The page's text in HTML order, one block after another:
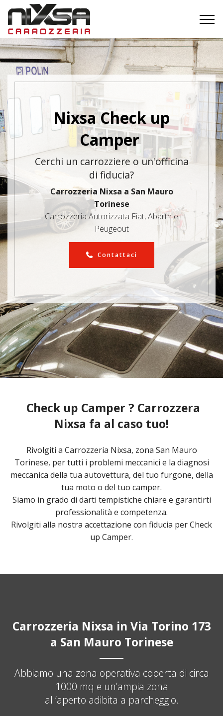
Nixsa Check up
Camper
Cerchi un carrozziere o un'officina
di fiducia?
Carrozzeria Nixsa a San Mauro
Torinese
Carrozzeria Autorizzata Fiat, Abarth e
Peugeout
Contattaci
Check up Camper ? Carrozzera
Nixsa fa al caso tuo!
Rivolgiti a Carrozzeria Nixsa, zona San Mauro
Torinese, per tutti i problemi meccanici e la diagnosi
meccanica della tua autovettura, del tuo furgone, della
tua moto o del tuo camper.
Siamo in grado di darti tempistiche chiare e garantirti
professionalità e competenza.
Rivolgiti alla nostra accettazione con fiducia per Check
up Camper.
Carrozzeria Nixsa in Via Torino 173
a San Mauro Torinese
Abbiamo una zona operativa coperta di circa
1000 mq e un’ampia zona
all’aperto adibita a parcheggio.